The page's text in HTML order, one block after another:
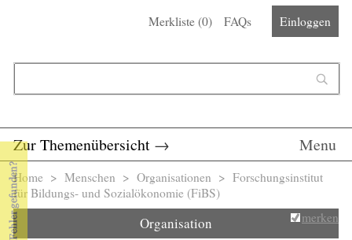
Merkliste (0) FAQs Einloggen
Zur Themenübersicht → Menu
Sie sind hier
Home > Menschen > Organisationen > Forschungsinstitut
für Bildungs- und Sozialökonomie (FiBS)
Organisation merken